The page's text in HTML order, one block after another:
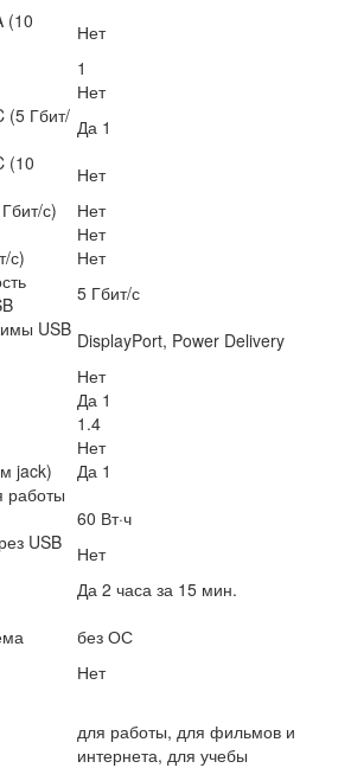
(10
Нет
1
Нет
(5 Гбит/ Да 1
(10
Нет
с)
Нет
Нет
с)
Нет
5 Гбит/с
USB DisplayPort, Power Delivery
Нет
Да 1
1.4
Нет
jack)
Да 1
работы
60 Вт·ч
USB
Нет
Да 2 часа за 15 мин.
без ОС
Нет
для работы, для фильмов и
интернета, для учебы